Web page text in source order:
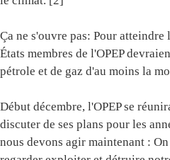
Ça ne s'ouvre pas: Pour
États membres de l'OPEP
pétrole et de gaz d'au moins la
Début décembre, l'OPEP se
discuter de ses plans pour les
nous devons agir maintenant :